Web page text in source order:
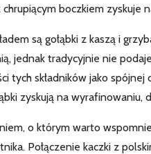
chrupiącym boczkiem zyskuje
są gołąbki z kaszą i
jednak tradycyjnie nie
tych składników jako
zyskują na
o którym warto
Połączenie kaczki z